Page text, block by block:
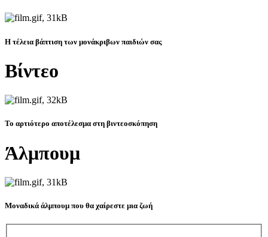
Η τέλεια βάπτιση των μονάκριβων παιδιών σας
Βίντεο
Το αρτιότερο αποτέλεσμα στη βιντεοσκόπηση
Άλμπουμ
Μοναδικά άλμπουμ που θα χαίρεστε μια ζωή